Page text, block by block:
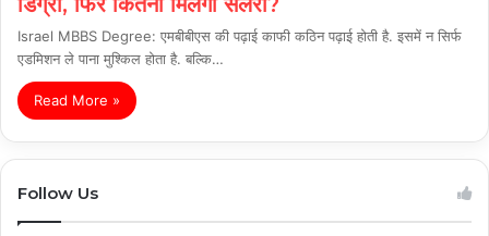
Israel MBBS Degree: एमबीबीएस की पढ़ाई काफी कठिन पढ़ाई होती है. इसमें न सिर्फ
एडमिशन ले पाना मुश्किल होता है. बल्कि…
Read More »
Follow Us